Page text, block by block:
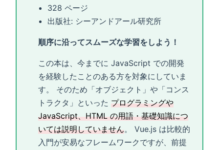
328 ページ
出版社: シーアンドアール研究所
順序に沿ってスムーズな学習をしよう！
この本は、今までに JavaScript での開発
を経験したことのある方を対象にしていま
す。 そのため「オブジェクト」や「コンス
トラクタ」といった プログラミングや
JavaScript、HTML の用語・基礎知識につ
いては説明していません。 Vue.js は比較的
入門が安易なフレームワークですが、前提